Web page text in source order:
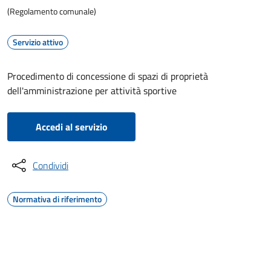
(Regolamento comunale)
Servizio attivo
Procedimento di concessione di spazi di proprietà
dell'amministrazione per attività sportive
Accedi al servizio
Condividi
Normativa di riferimento